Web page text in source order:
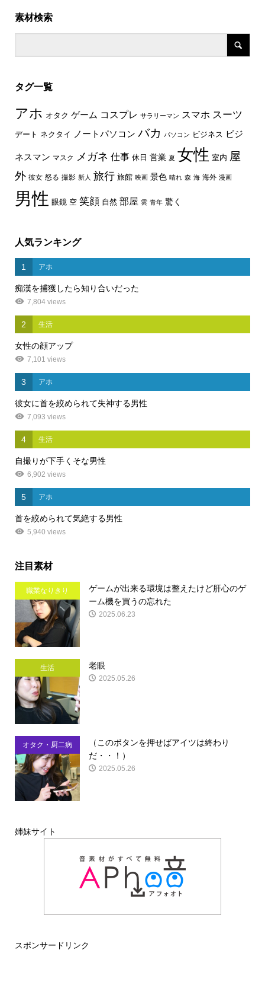
素材検索
タグ一覧
アホ オタク ゲーム コスプレ サラリーマン スマホ スーツ
デート ネクタイ ノートパソコン バカ パソコン ビジネス ビジ
ネスマン マスク メガネ 仕事 休日 営業 夏 女性 室内 屋
外 彼女 怒る 撮影 新人 旅行 旅館 映画 景色 晴れ 森 海 海外 漫画
男性 眼鏡 空 笑顔 自然 部屋 雲 青年 驚く
人気ランキング
1 アホ
痴漢を捕獲したら知り合いだった
7,804 views
2 生活
女性の顔アップ
7,101 views
3 アホ
彼女に首を絞められて失神する男性
7,093 views
4 生活
自撮りが下手くそな男性
6,902 views
5 アホ
首を絞められて気絶する男性
5,940 views
注目素材
職業なりきり
ゲームが出来る環境は整えたけど肝心のゲ
ーム機を買うの忘れた
2025.06.23
生活 老眼
2025.05.26
オタク・厨二病
（このボタンを押せばアイツは終わり
だ・・！）
2025.05.26
姉妹サイト
スポンサードリンク